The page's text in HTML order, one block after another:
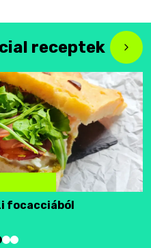
receptek
focacciából